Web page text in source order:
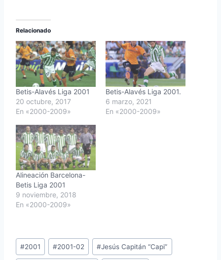
Relacionado
Betis-Alavés Liga 2001
20 octubre, 2017
En «2000-2009»
Betis-Alavés Liga 2001.
6 marzo, 2021
En «2000-2009»
Alineación Barcelona-
Betis Liga 2001
9 noviembre, 2018
En «2000-2009»
Etiquetas
de
#2001 #2001-02 #Jesús Capitán “Capi”